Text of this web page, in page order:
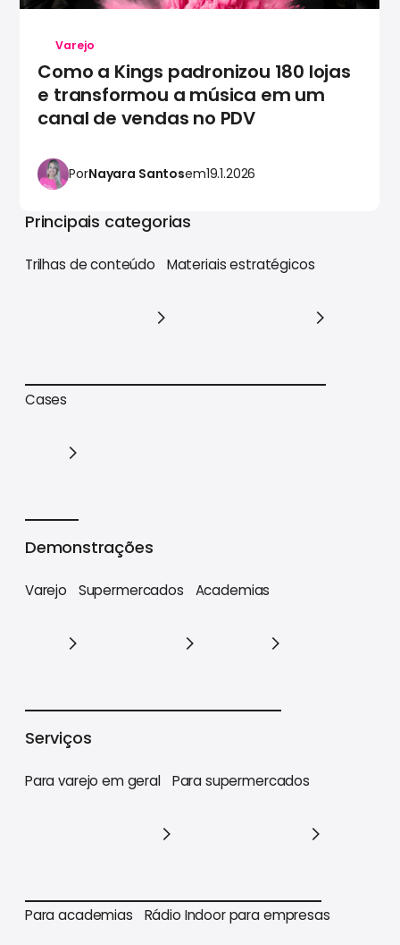
Varejo
Como a Kings padronizou 180 lojas
e transformou a música em um
canal de vendas no PDV
PorNayara Santosem19.1.2026
Principais categorias
Trilhas de conteúdo
Trilhas de conteúdo
Materiais estratégicos
Cases
Demonstrações
Varejo Supermercados Academias
Serviços
Para varejo em geral
Para varejo em geral
Para supermercados
Para supermercados
Para academias Rádio Indoor para empresas